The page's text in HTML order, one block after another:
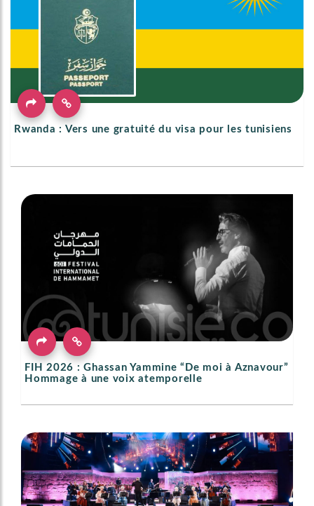
Rwanda : Vers une gratuité du visa pour les tunisiens
FIH 2026 : Ghassan Yammine “De moi à Aznavour”
Hommage à une voix atemporelle